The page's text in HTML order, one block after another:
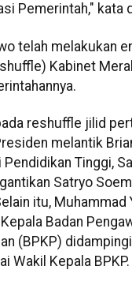
Pemerintah," kata
telah melakukan
Kabinet
reshuffle jilid
melantik
Tinggi,
Satryo
itu, Muhammad
Badan
(BPKP)
Wakil Kepala BPKP.